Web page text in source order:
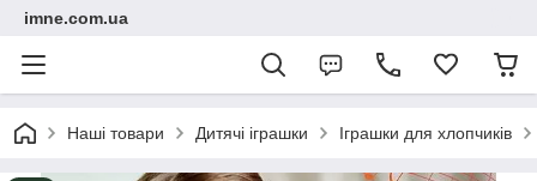
imne.com.ua
Наші товари Дитячі іграшки Іграшки для хлопчиків